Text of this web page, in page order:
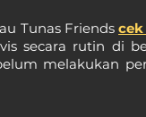
Tunas Friends
melakukan